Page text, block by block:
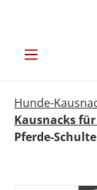
Hunde-
Kausnacks
Pferde-